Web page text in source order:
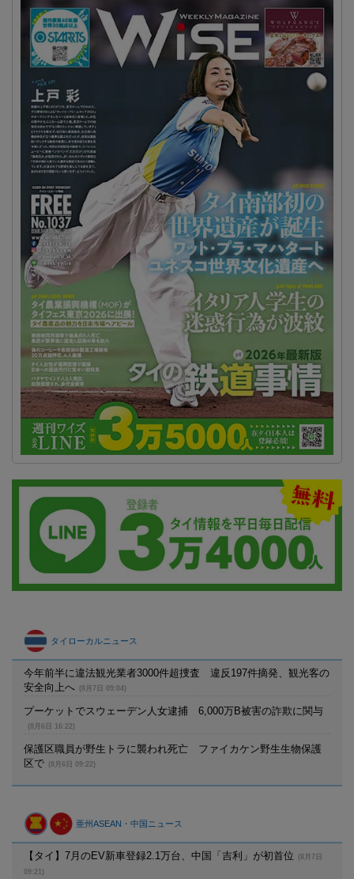
タイローカルニュース
今年前半に違法観光業者3000件超捜査 違反197件摘発、観光客の
安全向上へ
(8月7日 09:04)
プーケットでスウェーデン人女逮捕 6,000万B被害の詐欺に関与
(8月6日 16:22)
保護区職員が野生トラに襲われ死亡 ファイカケン野生生物保護
区で
(8月6日 09:22)
亜州ASEAN・中国ニュース
【タイ】7月のEV新車登録2.1万台、中国「吉利」が初首位
(8月7日
09:21)